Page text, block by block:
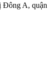
Đông A, quận